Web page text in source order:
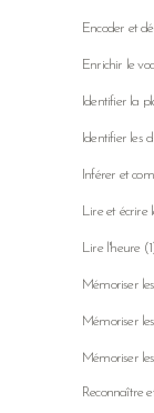
Encoder et
Enrichir le
Identifier la
Identifier les
Inférer et
Lire et écrire
Lire l'heure
Mémoriser
Mémoriser
Mémoriser
Reconnaître